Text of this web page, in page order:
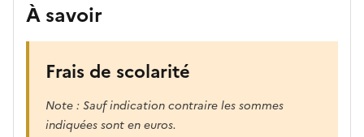
À savoir
Frais de scolarité
Note : Sauf indication contraire les sommes
indiquées sont en euros.